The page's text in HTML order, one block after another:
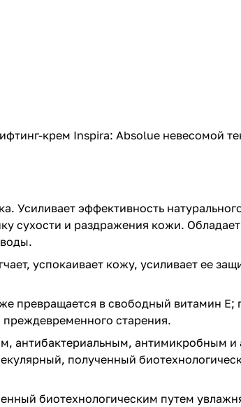
крем Inspira: Absolue невесомой
Усиливает эффективность
сухости и раздражения кожи.
успокаивает кожу, усиливает ее
превращается в свободный витамин
старения.
антибактериальным, антимикробным
полученный
биотехнологическим путем